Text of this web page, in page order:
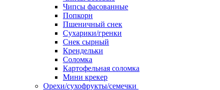
Чипсы фасованные
Попкорн
Пшеничный снек
Сухарики/гренки
Снек сырный
Крендельки
Соломка
Картофельная соломка
Мини крекер
Орехи/сухофрукты/семечки